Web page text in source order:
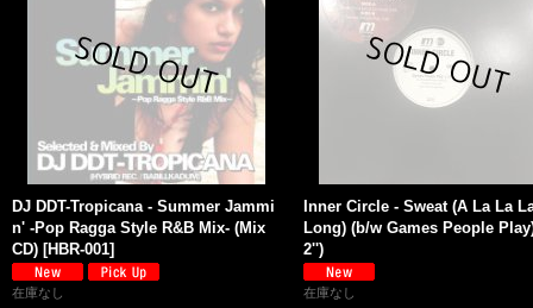
DJ DDT-Tropicana - Summer Jammi
n' -Pop Ragga Style R&B Mix- (Mix
CD) [HBR-001]
在庫なし
Inner Circle - Sweat (A La La
Long) (b/w Games People
2'')
在庫なし